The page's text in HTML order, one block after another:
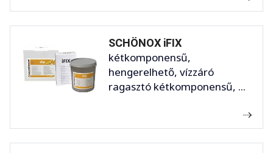
SCHÖNOX iFIX
kétkomponensű,
hengerelhető, vízzáró
ragasztó kétkomponensű, ...